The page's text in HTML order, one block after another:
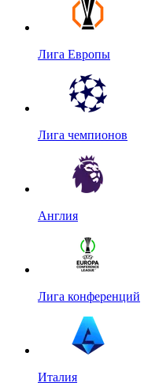
Лига Европы
Лига чемпионов
Англия
Лига конференций
Италия